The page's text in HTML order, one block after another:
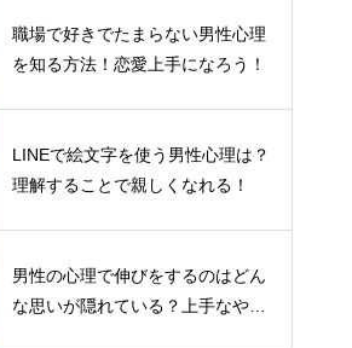
職場で好きでたまらない男性心理
を知る方法！恋愛上手になろう！
LINEで絵文字を使う男性心理は？
理解することで親しくなれる！
男性の心理で伸びをするのはどん
な思いが隠れている？上手なやり